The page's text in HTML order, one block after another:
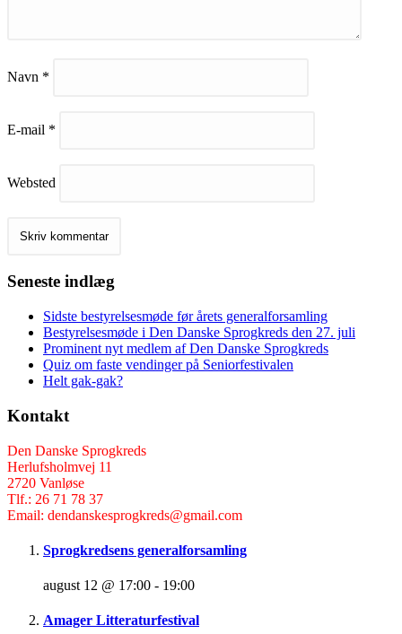
Navn *
E-mail *
Websted
Seneste indlæg
Sidste bestyrelsesmøde før årets generalforsamling
Bestyrelsesmøde i Den Danske Sprogkreds den 27. juli
Prominent nyt medlem af Den Danske Sprogkreds
Quiz om faste vendinger på Seniorfestivalen
Helt gak-gak?
Kontakt
Den Danske Sprogkreds
Herlufsholmvej 11
2720 Vanløse
Tlf.: 26 71 78 37
Email: dendanskesprogkreds@gmail.com
Sprogkredsens generalforsamling
august 12 @ 17:00 - 19:00
Amager Litteraturfestival